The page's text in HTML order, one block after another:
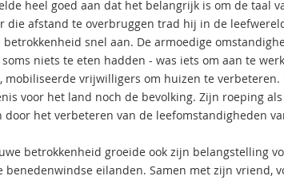
heel goed aan dat het belangrijk is om de taal
die afstand te overbruggen trad hij in de
betrokkenheid snel aan. De armoedige
niets te eten hadden - was iets om aan te
mobiliseerde vrijwilligers om huizen te verbeteren.
voor het land noch de bevolking. Zijn roeping
door het verbeteren van de leefomstandigheden
betrokkenheid groeide ook zijn belangstelling
benedenwindse eilanden. Samen met zijn vriend,